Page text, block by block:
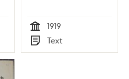
Tid
1919
Typ
Text